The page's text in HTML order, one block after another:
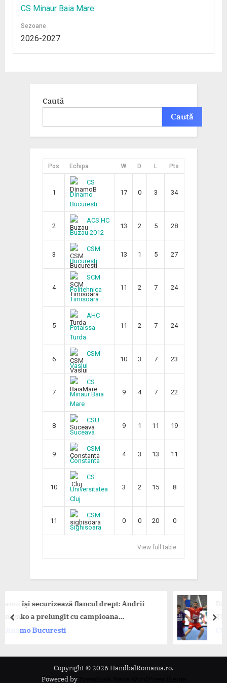
CS Minaur Baia Mare
Sezoane
2026-2027
Caută
Caută
Pos Echipa W D L Pts
1
CS
Dinamo
Bucuresti
17 0 3 34
2
ACS HC
Buzau 2012
13 2 5 28
3
CSM
Bucuresti
13 1 5 27
4
SCM
Politehnica
Timisoara
11 2 7 24
5
AHC
Potaissa
Turda
11 2 7 24
6
CSM
Vaslui
10 3 7 23
7
CS
Minaur Baia
Mare
9 4 7 22
8
CSU
Suceava
9 1 11 19
9
CSM
Constanta
4 3 13 11
10
CS
Universitatea
Cluj
3 2 15 8
11
CSM
Sighisoara
0 0 20 0
View full table
flancul drept: Andrii
cu campioana
Dinamo se
Timișoara în
CS Dinamo
prev
Copyright © 2026 HandbalRomania.ro.
Powered by